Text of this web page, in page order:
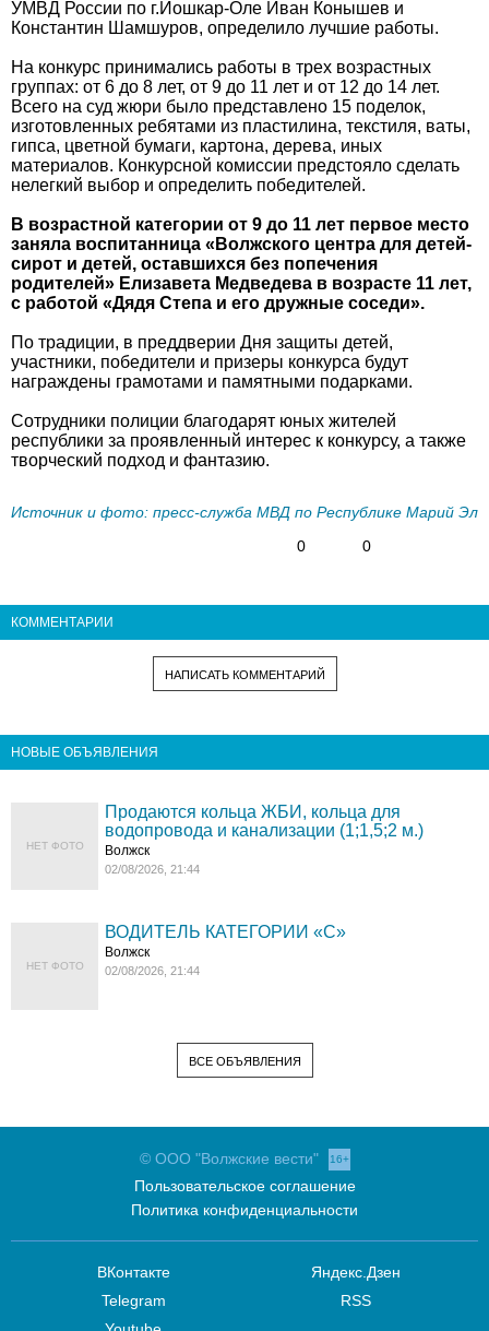
УМВД России по г.Йошкар-Оле Иван Конышев и
Константин Шамшуров, определило лучшие работы.
На конкурс принимались работы в трех возрастных
группах: от 6 до 8 лет, от 9 до 11 лет и от 12 до 14 лет.
Всего на суд жюри было представлено 15 поделок,
изготовленных ребятами из пластилина, текстиля, ваты,
гипса, цветной бумаги, картона, дерева, иных
материалов. Конкурсной комиссии предстояло сделать
нелегкий выбор и определить победителей.
В возрастной категории от 9 до 11 лет первое место
заняла воспитанница «Волжского центра для детей-
сирот и детей, оставшихся без попечения
родителей» Елизавета Медведева в возрасте 11 лет,
с работой «Дядя Степа и его дружные соседи».
По традиции, в преддверии Дня защиты детей,
участники, победители и призеры конкурса будут
награждены грамотами и памятными подарками.
Сотрудники полиции благодарят юных жителей
республики за проявленный интерес к конкурсу, а также
творческий подход и фантазию.
Источник и фото: пресс-служба МВД по Республике Марий Эл
0
0
КОММЕНТАРИИ
НАПИСАТЬ КОММЕНТАРИЙ
НОВЫЕ ОБЪЯВЛЕНИЯ
НЕТ ФОТО
Продаются кольца ЖБИ, кольца для
водопровода и канализации (1;1,5;2 м.)
Волжск
02/08/2026, 21:44
НЕТ ФОТО
ВОДИТЕЛЬ КАТЕГОРИИ «C»
Волжск
02/08/2026, 21:44
ВСЕ ОБЪЯВЛЕНИЯ
© ООО "Волжские вести" 16+
Пользовательское соглашение
Политика конфиденциальности
ВКонтакте
Telegram
Яндекс.Дзен
RSS